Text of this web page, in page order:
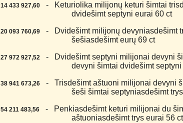
14 433 927,60
- Keturiolika milijonų keturi šimtai
dvidešimt septyni eurai 60 ct
20 093 760,69
- Dvidešimt milijonų devyniasdešimt
šešiasdešimt eurų 69 ct
27 972 927,52
- Dvidešimt septyni milijonai devyni
devyni šimtai dvidešimt
38 941 673,26
- Trisdešimt aštuoni milijonai devyni
šeši šimtai septyniasdešimt
54 211 483,56
- Penkiasdešimt keturi milijonai du
aštuoniasdešimt trys eurai 56 ct